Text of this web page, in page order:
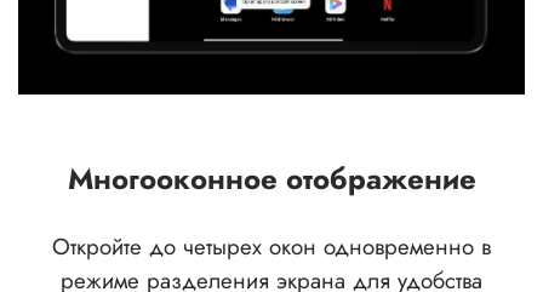
Многооконное отображение
Откройте до четырех окон одновременно в
режиме разделения экрана для удобства